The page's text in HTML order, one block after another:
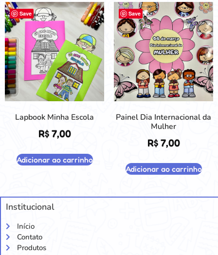
Save
Lapbook Minha Escola
R$7,00
Adicionar ao carrinho
Save
Painel Dia Internacional da
Mulher
R$7,00
Adicionar ao carrinho
Institucional
Início
Contato
Produtos